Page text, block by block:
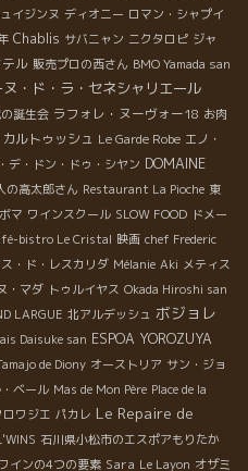
イジンヌ ディオニー ロマン・シャプイ
Chablis サバニャン ニクタロピ ジャ
ル 販売プロの西さん BMO Yamada san
ヌ・ド・ラ・セネシャリエール
誕生会 ラフォレ・ヌーヴォー18 お肉
ルトゥッシュ Le Garde Robe エノ・
デ・ドン・ドゥ・シヤン DOMAINE
の高太郎さん Restaurant La Pioche 東
マ ワインスクール SLOW FOOD ドメー
bistro Le Cristal 映画 chef Frederic
・ド・レスカリダ Mélanie Aki メティス
・マダ トゥルイヤス Okada Hiroshi san
LARGUE 北アルデッシュ ボジョレ
Daisuke san ESPOA YOROZUYA
de Diony オーストリア サン・ジョ
ベール Mas de Mon Père Place de la
ワジエ パカレ Le Repaire de
石川県小松市のエスポアもりたか
ワインの4つの要素 Sara Le Layon オザミ